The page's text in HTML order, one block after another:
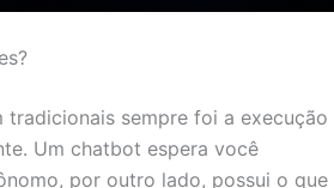
sempre foi a execução
Um chatbot espera você
por outro lado, possui o que